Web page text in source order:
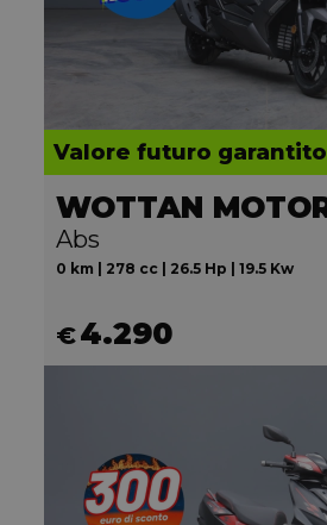
Valore futuro garantito
Abs
0 km | 278 cc | 26.5 Hp | 19.5 Kw
€4.290